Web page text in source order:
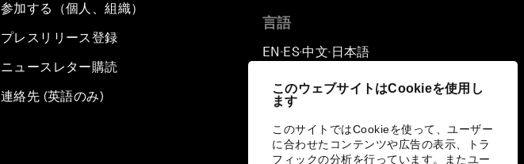
このウェブサイトはCookieを使用し
ます
このサイトではCookieを使って、ユーザー
に合わせたコンテンツや広告の表示、トラ
フィックの分析を行っています。またユー
参加する（個人、組織）
プレスリリース登録
ニュースレター購読
連絡先 (英語のみ)
言語
EN ▪ES▪中文▪ 日本語